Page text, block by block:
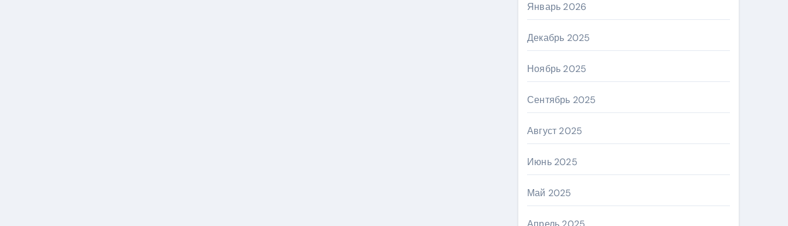
Январь 2026
Декабрь 2025
Ноябрь 2025
Сентябрь 2025
Август 2025
Июнь 2025
Май 2025